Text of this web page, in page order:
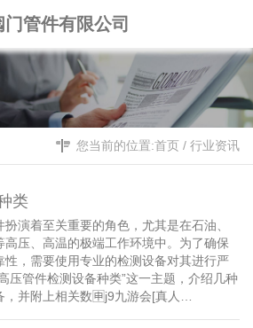
门管件有限公司
您当前的位置:首页 / 行业资讯
类
演着至关重要的角色，尤其是在石油、
压、高温的极端工作环境中。为了确保
性，需要使用专业的检测设备对其进行严
压管件检测设备种类”这一主题，介绍几种
并附上相关数🈸j9九游会[真人…